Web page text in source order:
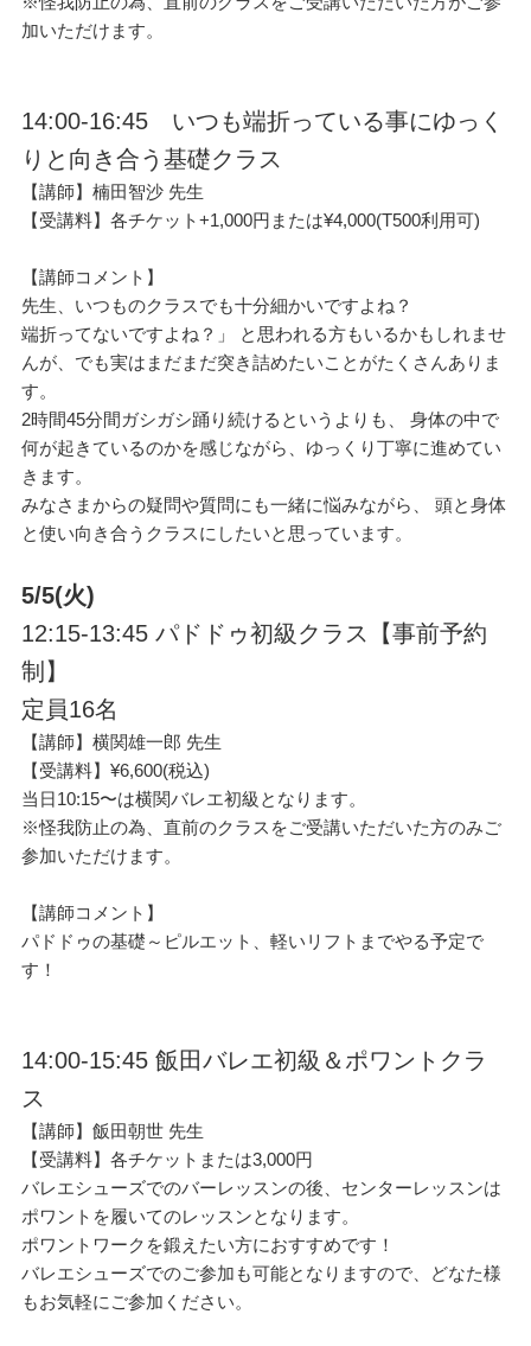
加いただけます。
14:00-16:45 いつも端折っている事にゆっく
りと向き合う基礎クラス
【講師】楠田智沙 先生
【受講料】各チケット+1,000円または¥4,000(T500利用可)
【講師コメント】
先生、いつものクラスでも十分細かいですよね？
端折ってないですよね？」 と思われる方もいるかもしれませ
んが、でも実はまだまだ突き詰めたいことがたくさんありま
す。
2時間45分間ガシガシ踊り続けるというよりも、 身体の中で
何が起きているのかを感じながら、ゆっくり丁寧に進めてい
きます。
みなさまからの疑問や質問にも一緒に悩みながら、 頭と身体
と使い向き合うクラスにしたいと思っています。
5/5(火)
12:15-13:45 パドドゥ初級クラス【事前予約
制】
定員16名
【講師】横関雄一郎 先生
【受講料】¥6,600(税込)
当日10:15〜は横関バレエ初級となります。
※怪我防止の為、直前のクラスをご受講いただいた方のみご
参加いただけます。
【講師コメント】
パドドゥの基礎～ピルエット、軽いリフトまでやる予定で
す！
14:00-15:45 飯田バレエ初級＆ポワントクラ
ス
【講師】飯田朝世 先生
【受講料】各チケットまたは3,000円
バレエシューズでのバーレッスンの後、センターレッスンは
ポワントを履いてのレッスンとなります。
ポワントワークを鍛えたい方におすすめです！
バレエシューズでのご参加も可能となりますので、どなた様
もお気軽にご参加ください。